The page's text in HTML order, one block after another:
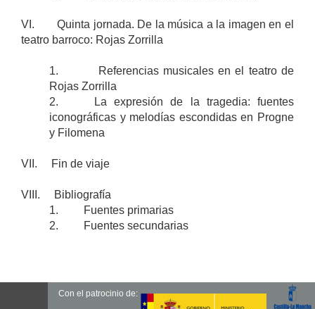
VI. Quinta jornada. De la música a la imagen en el
teatro barroco: Rojas Zorrilla
1. Referencias musicales en el teatro de
Rojas Zorrilla
2. La expresión de la tragedia: fuentes
iconográficas y melodías escondidas en Progne
y Filomena
VII. Fin de viaje
VIII. Bibliografía
1. Fuentes primarias
2. Fuentes secundarias
Con el patrocinio de: